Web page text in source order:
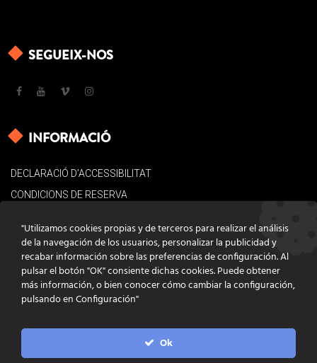
SEGUEIX-NOS
INFORMACIÓ
DECLARACIÓ D’ACCESSIBILITAT
CONDICIONS DE RESERVA
POLÍTICA DE COOKIES
CONTACTE
"Utilizamos cookies propias y de terceros para realizar el análisis
de la navegación de los usuarios, personalizar la publicidad y
recabar información sobre las preferencias de configuración. Al
pulsar el botón "OK" consiente dichas cookies. Puede obtener
más información, o bien conocer cómo cambiar la configuración,
pulsando en Configuración"
Ok